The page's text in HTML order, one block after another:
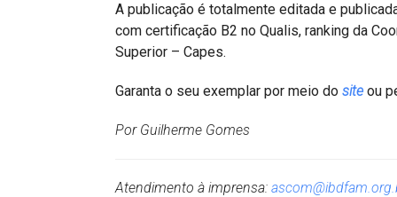
A publicação é totalmente editada e
com certificação B2 no Qualis, ranking da
Superior – Capes.
Garanta o seu exemplar por meio do site ou
Por Guilherme Gomes
Atendimento à imprensa: